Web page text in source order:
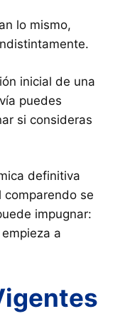
lo mismo,
inicial de una
puedes
si consideras
definitiva
se
impugnar:
a